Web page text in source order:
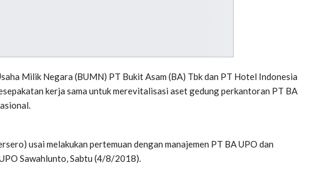
Milik Negara (BUMN) PT Bukit Asam (BA) Tbk dan PT Hotel Indonesia
kerja sama untuk merevitalisasi aset gedung perkantoran PT BA
usai melakukan pertemuan dengan manajemen PT BA UPO dan
Sawahlunto, Sabtu (4/8/2018).